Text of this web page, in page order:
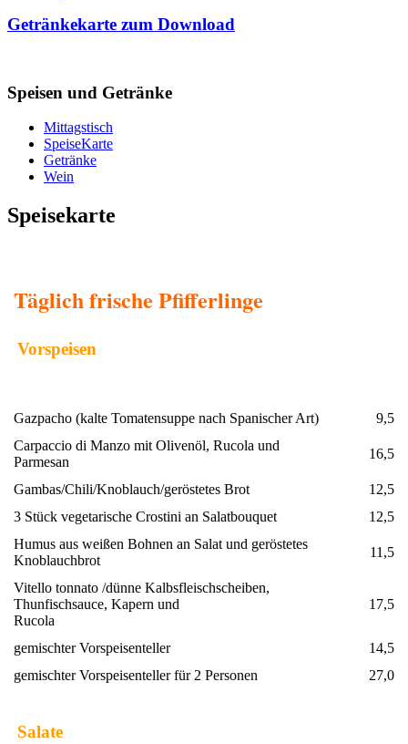
Getränkekarte zum Download
Speisen und Getränke
Mittagstisch
SpeiseKarte
Getränke
Wein
Speisekarte
Täglich frische Pfifferlinge
Vorspeisen
Gazpacho (kalte Tomatensuppe nach Spanischer Art)
9,5
Carpaccio di Manzo mit Olivenöl, Rucola und
Parmesan
16,5
Gambas/Chili/Knoblauch/geröstetes Brot
12,5
3 Stück vegetarische Crostini an Salatbouquet
12,5
Humus aus weißen Bohnen an Salat und geröstetes
Knoblauchbrot
11,5
Vitello tonnato /dünne Kalbsfleischscheiben,
Thunfischsauce, Kapern und
Rucola
17,5
gemischter Vorspeisenteller
14,5
gemischter Vorspeisenteller für 2 Personen
27,0
Salate